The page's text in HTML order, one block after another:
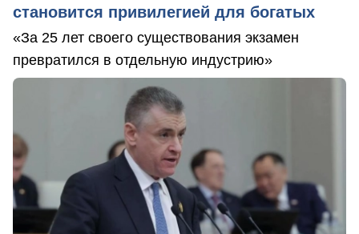
становится привилегией для богатых
«За 25 лет своего существования экзамен
превратился в отдельную индустрию»